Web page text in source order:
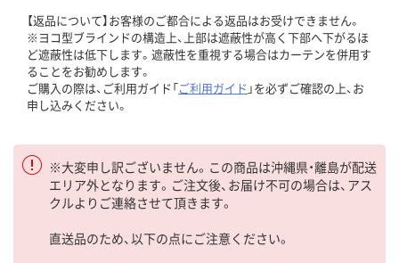
【返品について】お客様のご都合による返品はお受けできません。
※ヨコ型ブラインドの構造上、上部は遮蔽性が高く下部へ下がるほ
ど遮蔽性は低下します。遮蔽性を重視する場合はカーテンを併用す
ることをお勧めします。
ご購入の際は、ご利用ガイド「ご利用ガイド 」を必ずご確認の上、お
申し込みください。
※大変申し訳ございません。この商品は沖縄県・離島が配送
エリア外となります。ご注文後、お届け不可の場合は、アス
クルよりご連絡させて頂きます。
直送品のため、以下の点にご注意ください。